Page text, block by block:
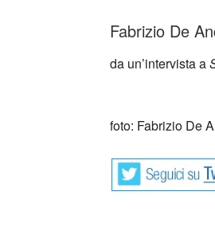
Fabrizio De
da un’intervista a
foto: Fabrizio De